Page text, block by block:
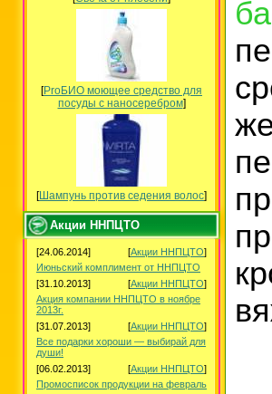
[ProБИО моющее средство для
посуды c наносеребром]
[Шампунь против седения волос]
Акции ННПЦТО
[24.06.2014] [Акции ННПЦТО]
Июньский комплимент от ННПЦТО
[31.10.2013]
[Акции ННПЦТО]
Акция компании ННПЦТО в ноябре
2013г.
[31.07.2013]
[Акции ННПЦТО]
Все подарки хороши — выбирай для
души!
[06.02.2013]
[Акции ННПЦТО]
Промосписок продукции на февраль